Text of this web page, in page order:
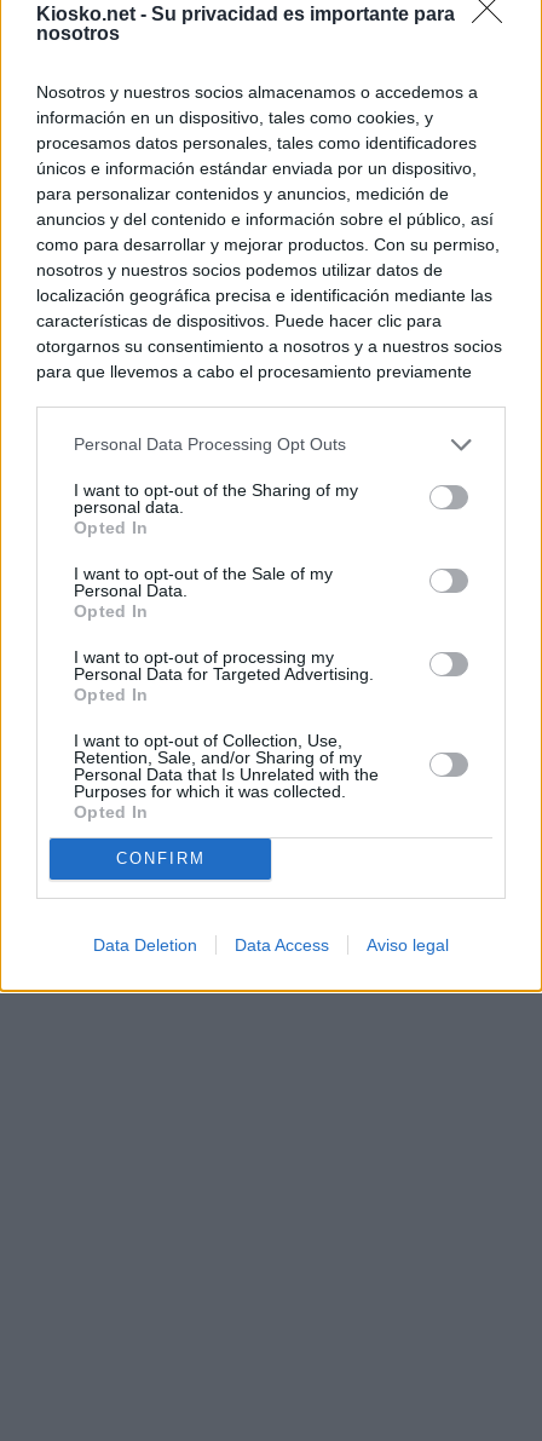
Kiosko.net - Su privacidad es importante para
nosotros
Nosotros y nuestros socios almacenamos o accedemos a
información en un dispositivo, tales como cookies, y
procesamos datos personales, tales como identificadores
únicos e información estándar enviada por un dispositivo,
para personalizar contenidos y anuncios, medición de
anuncios y del contenido e información sobre el público, así
como para desarrollar y mejorar productos. Con su permiso,
nosotros y nuestros socios podemos utilizar datos de
localización geográfica precisa e identificación mediante las
características de dispositivos. Puede hacer clic para
otorgarnos su consentimiento a nosotros y a nuestros socios
para que llevemos a cabo el procesamiento previamente
negar su consentimiento. Tenga en cuenta que algún
de su consentimiento, pero usted tiene el derecho de
rechazar tal procesamiento. Sus preferencias se aplicarán
cualquier momento entrando de nuevo en este sitio web o
visitando nuestra política de privacidad.
Personal Data Processing Opt Outs
I want to opt-out of the Sharing of my
personal data.
Opted In
I want to opt-out of the Sale of my
Personal Data.
Opted In
I want to opt-out of processing my
Personal Data for Targeted Advertising.
Opted In
I want to opt-out of Collection, Use,
Retention, Sale, and/or Sharing of my
Personal Data that Is Unrelated with the
Purposes for which it was collected.
Opted In
CONFIRM
Data Deletion Data Access Aviso legal